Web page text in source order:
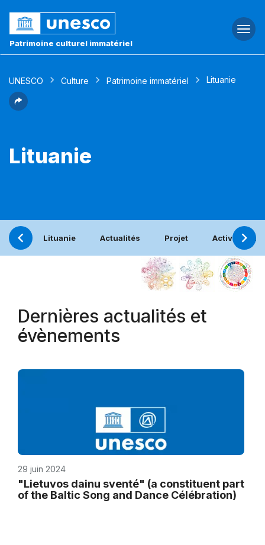
Patrimoine culturel immatériel
UNESCO Culture Patrimoine immatériel Lituanie
Lituanie
Lituanie Actualités Projet Activités
Dernières actualités et
évènements
29 juin 2024
"Lietuvos dainu sventé" (a constituent part
of the Baltic Song and Dance Célébration)